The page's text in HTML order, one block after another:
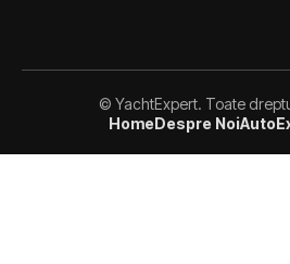
© YachtExpert. Toate
HomeDespre Noi